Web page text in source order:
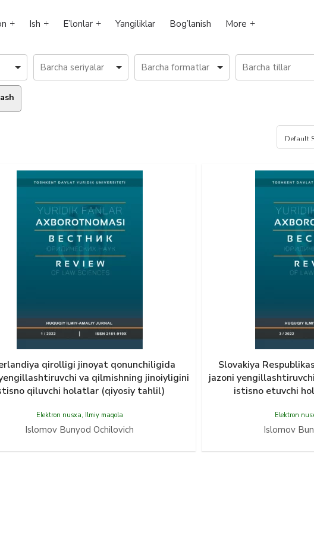
Ish E’lonlar Yangiliklar Bog’lanish More
qirolligi jinoyat qonunchiligida
va qilmishning jinoiyligini
qiluvchi holatlar (qiyosiy tahlil)
Elektron nusxa, Ilmiy maqola
Islomov Bunyod Ochilovich
Slovakiya
jazoni
istisno etuvchi
Elektron
Islomov